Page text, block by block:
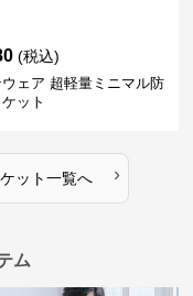
(税込)
ウェア 超軽量ミニマル防
ット
ット一覧へ ›
ム